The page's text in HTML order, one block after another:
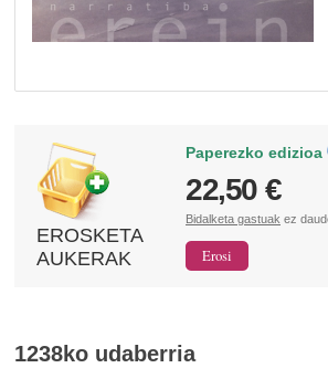
EROSKETA
AUKERAK
Paperezko edizioa
22,50 €
Bidalketa gastuak ez
1238ko udaberria